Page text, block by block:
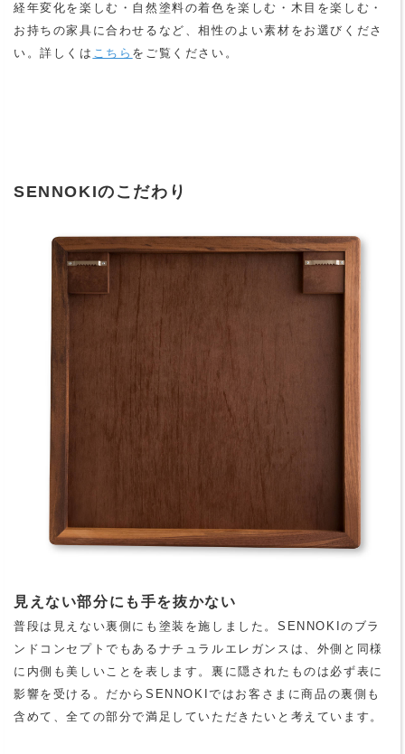
経年変化を楽しむ・自然塗料の着色を楽しむ・木目を楽しむ・
お持ちの家具に合わせるなど、相性のよい素材をお選びくださ
い。詳しくは こちら をご覧ください。
SENNOKIのこだわり
見えない部分にも手を抜かない
普段は見えない裏側にも塗装を施しました。SENNOKIのブラ
ンドコンセプトでもあるナチュラルエレガンスは、外側と同様
に内側も美しいことを表します。裏に隠されたものは必ず表に
影響を受ける。だからSENNOKIではお客さまに商品の裏側も
含めて、全ての部分で満足していただきたいと考えています。